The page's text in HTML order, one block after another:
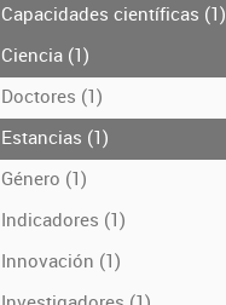
Capacidades científicas (1)
Ciencia (1)
Doctores (1)
Estancias (1)
Género (1)
Indicadores (1)
Innovación (1)